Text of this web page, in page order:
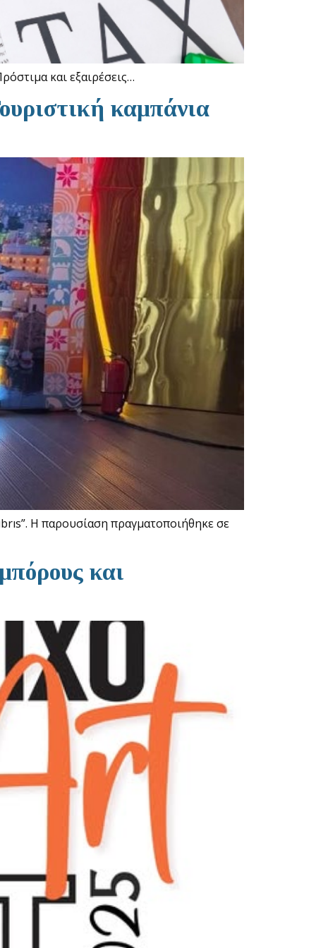
και εξαιρέσεις…
καμπάνια
Η παρουσίαση πραγματοποιήθηκε σε
και